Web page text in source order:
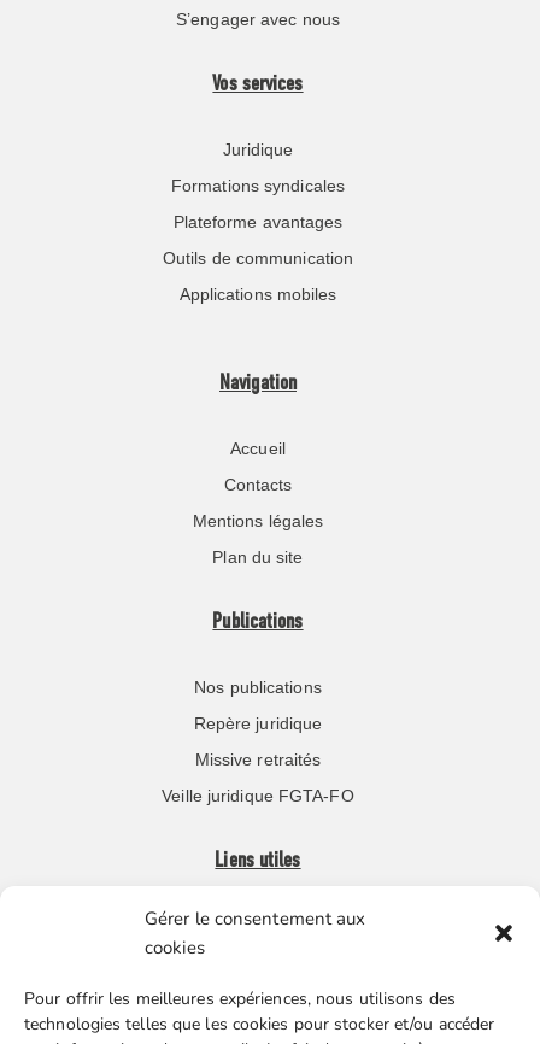
Gérer le consentement aux
cookies
Pour offrir les meilleures expériences, nous utilisons des
technologies telles que les cookies pour stocker et/ou accéder
S’engager avec nous
Vos services
Juridique
Formations syndicales
Plateforme avantages
Outils de communication
Applications mobiles
Navigation
Accueil
Contacts
Mentions légales
Plan du site
Publications
Nos publications
Repère juridique
Missive retraités
Veille juridique FGTA-FO
Liens utiles
Boutique en ligne
Nos partenaires
Gestion des cookies